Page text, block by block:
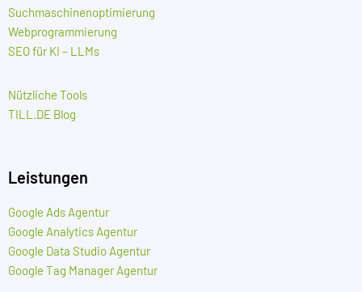
Suchmaschinenoptimierung
Webprogrammierung
SEO für KI – LLMs
Nützliche Tools
TILL.DE Blog
Leistungen
Google Ads Agentur
Google Analytics Agentur
Google Data Studio Agentur
Google Tag Manager Agentur